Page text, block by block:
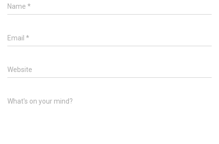
Name *
Email *
Website
What's on your mind?